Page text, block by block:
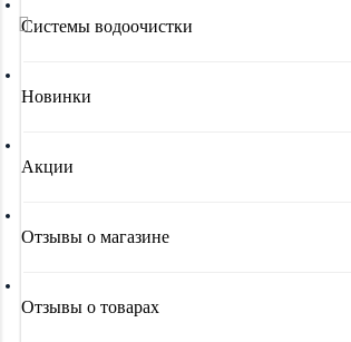
Системы водоочистки
Новинки
Акции
Отзывы о магазине
Отзывы о товарах